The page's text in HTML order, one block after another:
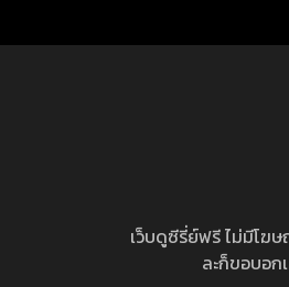
เว็บดูซีรี่ย์ฟรี ไม่มีโฆ
ละก็ขอบอก